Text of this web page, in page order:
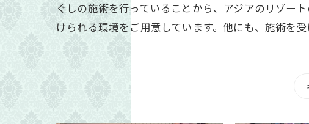
ぐしの施術を行っていることから、アジアのリゾー
けられる環境をご用意しています。他にも、施術を